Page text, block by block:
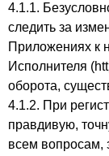
4.1.1.
следить за
Приложениях к
Исполнителя
оборота,
4.1.2. При
правдивую,
всем вопросам,